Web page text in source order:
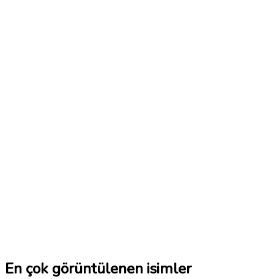
En çok görüntülenen isimler